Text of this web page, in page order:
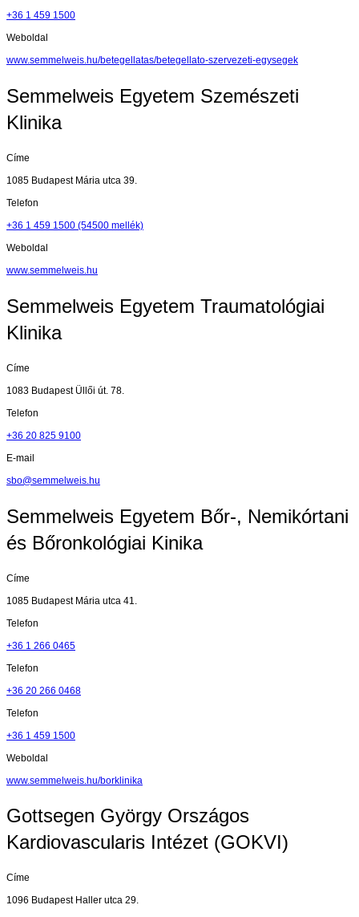
+36 1 459 1500
Weboldal
www.semmelweis.hu/betegellatas/betegellato-szervezeti-egysegek
Semmelweis Egyetem Szemészeti
Klinika
Címe
1085 Budapest Mária utca 39.
Telefon
+36 1 459 1500 (54500 mellék)
Weboldal
www.semmelweis.hu
Semmelweis Egyetem Traumatológiai
Klinika
Címe
1083 Budapest Üllői út. 78.
Telefon
+36 20 825 9100
E-mail
sbo@semmelweis.hu
Semmelweis Egyetem Bőr-, Nemikórtani
és Bőronkológiai Kinika
Címe
1085 Budapest Mária utca 41.
Telefon
+36 1 266 0465
Telefon
+36 20 266 0468
Telefon
+36 1 459 1500
Weboldal
www.semmelweis.hu/borklinika
Gottsegen György Országos
Kardiovascularis Intézet (GOKVI)
Címe
1096 Budapest Haller utca 29.